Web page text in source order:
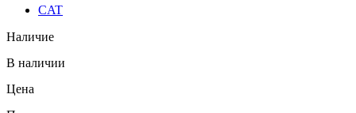
CAT
Наличие
В наличии
Цена